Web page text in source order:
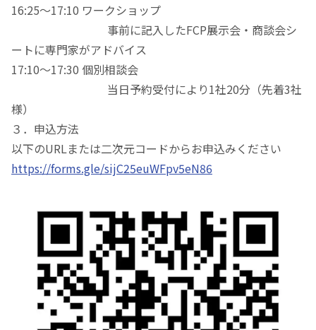
16:25〜17:10 ワークショップ
事前に記入したFCP展示会・商談会シ
ートに専門家がアドバイス
17:10〜17:30 個別相談会
当日予約受付により1社20分（先着3社
様）
３．申込方法
以下のURLまたは二次元コードからお申込みください
https://forms.gle/sijC25euWFpv5eN86